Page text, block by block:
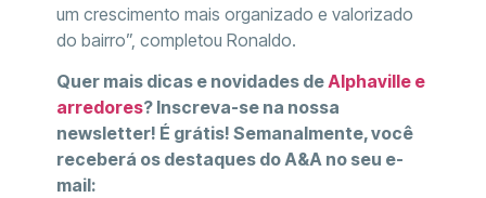
um crescimento mais organizado e valorizado
do bairro”, completou Ronaldo.
Quer mais dicas e novidades deAlphaville e
arredores? Inscreva-se na nossa
newsletter! É grátis! Semanalmente, você
receberá os destaques do A&A no seu e-
mail: